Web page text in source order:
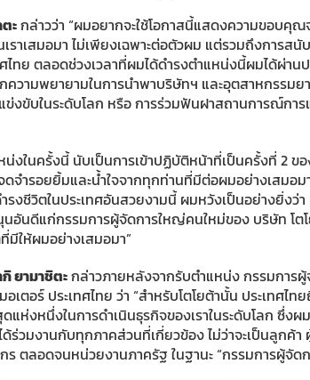
ะกล่าวว่า “ผมอยากจะใช้โอกาสนี้แสดงความขอบคุ
ราเสมอมา ไม่เพียงเฉพาะต่อตัวผม แต่รวมถึงการส
ศไทย ตลอดช่วงเวลาที่ผมได้ดำรงตำแหน่งนี้ผมได้ผ่า
ความพยายามในการนำพาบริษัทฯ และอุตสาหกรรมย
ข่งขับในระดับโลก หรือ การร่วมฟันฝาสถานการณ์การ
น่งในครั้งนี้ นับเป็นการเข้าปฏิบัติหน้าที่เป็นครั้งที่ 2 ข
จำรอยยิ้มและน้ำใจจากทุกท่านที่มีต่อผมอย่างเสมอม
รงชีวิตในประเทศอันสวยงามนี้ ผมหวังเป็นอย่างยิ่งว่
อันดีแก่กรรมการผู้จัดการใหญ่คนใหม่ของ บริษัท โตโ
มีให้ผมอย่างเสมอมา”
ยามาชิตะกล่าวภายหลังจากรับตำแหน่ง กรรมการ
อเตอร์ ประเทศไทย ว่า “สำหรับโตโยต้านั้น ประเทศไ
ห่งหนึ่งในการดำเนินธุรกิจของเราในระดับโลก ซึ่งผ
ด้ร่วมงานกับทุกภาคส่วนที่เกี่ยวข้อง ไม่ว่าจะเป็นลูกค้
ร ตลอดจนหน่วยงานภาครัฐ ในฐานะ “กรรมการผู้จัด